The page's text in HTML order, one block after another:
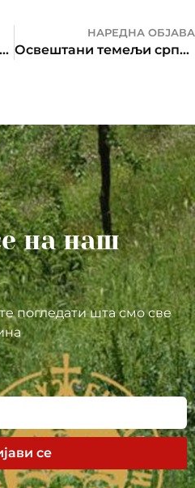
Одржана промоција књиге „Свети цар“
НАРЕДНА ОБЈАВА
Освештани темељи српско-руског храма и духовно-културног центра
на наш
погледати шта смо све
се